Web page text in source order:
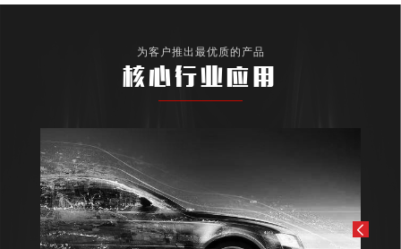
为客户推出最优质的产品
核心行业应用